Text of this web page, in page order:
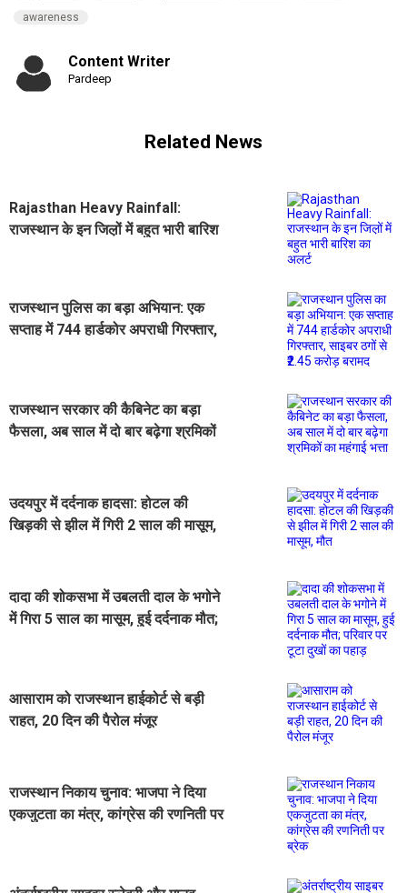
awareness
Content Writer
Pardeep
Related News
Rajasthan Heavy Rainfall:
राजस्थान के इन जिल़ों में बहुत भारी बारिश
राजस्थान पुलिस का बड़ा अभियान: एक
सप्ताह में 744 हार्डकोर अपराधी गिरफ्तार,
राजस्थान सरकार की कैबिनेट का बड़ा
फैसला, अब साल में दो बार बढ़ेगा श्रमिकों
उदयपुर में दर्दनाक हादसा: होटल की
खिड़की से झील में गिरी 2 साल की मासूम,
दादा की शोकसभा में उबलती दाल के भगोने
में गिरा 5 साल का मासूम, हुई दर्दनाक मौत;
आसाराम को राजस्थान हाईकोर्ट से बड़ी
राहत, 20 दिन की पैरोल मंजूर
राजस्थान निकाय चुनाव: भाजपा ने दिया
एकजुटता का मंत्र, कांग्रेस की रणनिती पर